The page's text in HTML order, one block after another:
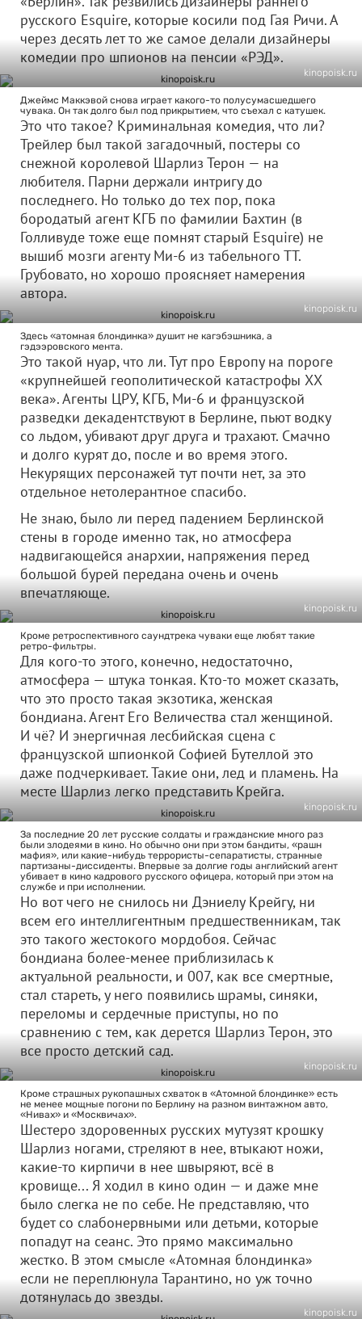
русского Esquire, которые косили под Гая Ричи. А
через десять лет то же самое делали дизайнеры
комедии про шпионов на пенсии «РЭД».
kinopoisk.ru
Джеймс Маккэвой снова играет какого-то полусумасшедшего
чувака. Он так долго был под прикрытием, что съехал с катушек.
Это что такое? Криминальная комедия, что ли?
Трейлер был такой загадочный, постеры со
снежной королевой Шарлиз Терон — на
любителя. Парни держали интригу до
последнего. Но только до тех пор, пока
бородатый агент КГБ по фамилии Бахтин (в
Голливуде тоже еще помнят старый Esquire) не
вышиб мозги агенту Ми-6 из табельного ТТ.
Грубовато, но хорошо проясняет намерения
автора.
kinopoisk.ru
Здесь «атомная блондинка» душит не кагэбэшника, а
гэдээровского мента.
Это такой нуар, что ли. Тут про Европу на пороге
«крупнейшей геополитической катастрофы ХХ
века». Агенты ЦРУ, КГБ, Ми-6 и французской
разведки декадентствуют в Берлине, пьют водку
со льдом, убивают друг друга и трахают. Смачно
и долго курят до, после и во время этого.
Некурящих персонажей тут почти нет, за это
отдельное нетолерантное спасибо.
Не знаю, было ли перед падением Берлинской
стены в городе именно так, но атмосфера
надвигающейся анархии, напряжения перед
большой бурей передана очень и очень
впечатляюще.
kinopoisk.ru
Кроме ретроспективного саундтрека чуваки еще любят такие
ретро-фильтры.
Для кого-то этого, конечно, недостаточно,
атмосфера — штука тонкая. Кто-то может сказать,
что это просто такая экзотика, женская
бондиана. Агент Его Величества стал женщиной.
И чё? И энергичная лесбийская сцена с
французской шпионкой Софией Бутеллой это
даже подчеркивает. Такие они, лед и пламень. На
месте Шарлиз легко представить Крейга.
kinopoisk.ru
За последние 20 лет русские солдаты и гражданские много раз
были злодеями в кино. Но обычно они при этом бандиты, «рашн
мафия», или какие-нибудь террористы-сепаратисты, странные
партизаны-диссиденты. Впервые за долгие годы английский агент
убивает в кино кадрового русского офицера, который при этом на
службе и при исполнении.
Но вот чего не снилось ни Дэниелу Крейгу, ни
всем его интеллигентным предшественникам, так
это такого жестокого мордобоя. Сейчас
бондиана более-менее приблизилась к
актуальной реальности, и 007, как все смертные,
стал стареть, у него появились шрамы, синяки,
переломы и сердечные приступы, но по
сравнению с тем, как дерется Шарлиз Терон, это
все просто детский сад.
kinopoisk.ru
Кроме страшных рукопашных схваток в «Атомной блондинке» есть
не менее мощные погони по Берлину на разном винтажном авто,
«Нивах» и «Москвичах».
Шестеро здоровенных русских мутузят крошку
Шарлиз ногами, стреляют в нее, втыкают ножи,
какие-то кирпичи в нее швыряют, всё в
кровище... Я ходил в кино один — и даже мне
было слегка не по себе. Не представляю, что
будет со слабонервными или детьми, которые
попадут на сеанс. Это прямо максимально
жестко. В этом смысле «Атомная блондинка»
если не переплюнула Тарантино, но уж точно
дотянулась до звезды.
kinopoisk.ru